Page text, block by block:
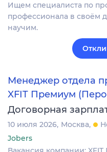
Ищем специалиста по
профессионала в своём
научим.
Менеджер отдела
XFIT Премиум
Договорная
10 июля 2026 Москва
Jobers